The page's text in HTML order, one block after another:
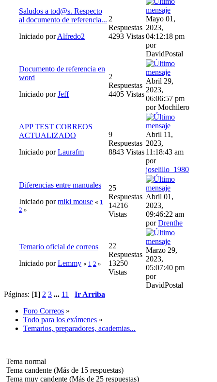
Saludos a tod@s. Respecto
al documento de referencia...
Iniciado porAlfredo2
2
Respuestas
4293 Vistas
Mayo 01,
2023,
04:12:18 pm
por
DavidPostal
Documento de referencia en
word
Iniciado porJeff
2
Respuestas
4405 Vistas
Abril 29,
2023,
06:06:57 pm
por Mochilero
APP TEST CORREOS
ACTUALIZADO
Iniciado porLaurafm
9
Respuestas
8843 Vistas
Abril 11,
2023,
11:18:43 am
por
joselillo_1980
Diferencias entre manuales
Iniciado pormiki mouse « 1
2 »
25
Respuestas
14216
Vistas
Abril 01,
2023,
09:46:22 am
porDrenthe
Temario oficial de correos
Iniciado porLemmy « 1 2 »
22
Respuestas
13250
Vistas
Marzo 29,
2023,
05:07:40 pm
por
DavidPostal
Páginas: [1] 2 3 ... 11
Ir Arriba
Foro Correos »
Todo para los exámenes »
Temarios, preparadores, academias...
Tema normal
Tema candente (Más de 15 respuestas)
Tema muy candente (Más de 25 respuestas)